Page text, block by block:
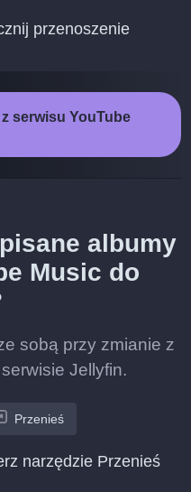
przenoszenie
serwisu YouTube
albumy
Music do
sobą przy zmianie z
Jellyfin.
Przenieś
narzędzie Przenieś